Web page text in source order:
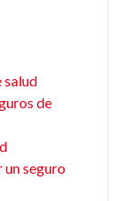
salud
de
un seguro